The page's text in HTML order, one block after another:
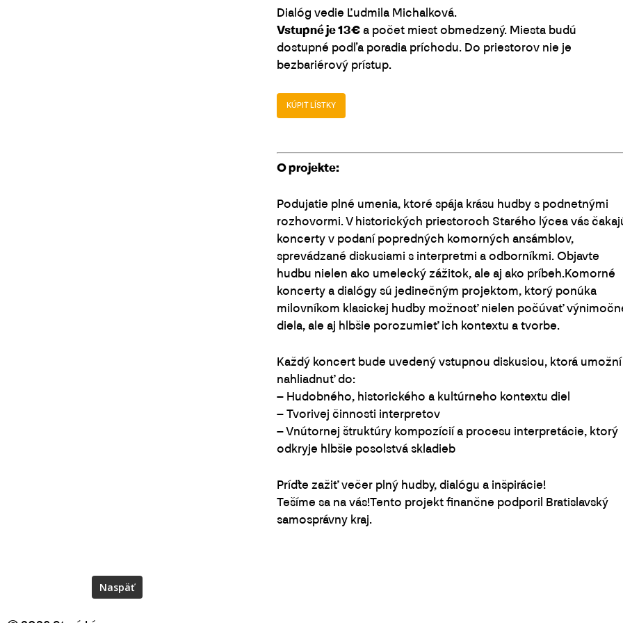
Dialóg vedie Ľudmila Michalková.
Vstupné je 13€a počet miest obmedzený. Miesta budú
dostupné podľa poradia príchodu. Do priestorov nie je
bezbariérový prístup.
KÚPIŤ LÍSTKY
O projekte:
Podujatie plné umenia, ktoré spája krásu hudby s podnetnými
rozhovormi. V historických priestoroch Starého lýcea vás
koncerty v podaní popredných komorných ansámblov,
sprevádzané diskusiami s interpretmi a odborníkmi. Objavte
hudbu nielen ako umelecký zážitok, ale aj ako príbeh.Komorné
koncerty a dialógy sú jedinečným projektom, ktorý ponúka
milovníkom klasickej hudby možnosť nielen počúvať
diela, ale aj hlbšie porozumieť ich kontextu a tvorbe.
Každý koncert bude uvedený vstupnou diskusiou, ktorá umožní
nahliadnuť do:
– Hudobného, historického a kultúrneho kontextu diel
– Tvorivej činnosti interpretov
– Vnútornej štruktúry kompozícií a procesu interpretácie, ktorý
odkryje hlbšie posolstvá skladieb
Príďte zažiť večer plný hudby, dialógu a inšpirácie!
Tešíme sa na vás!Tento projekt finančne podporil Bratislavský
samosprávny kraj.